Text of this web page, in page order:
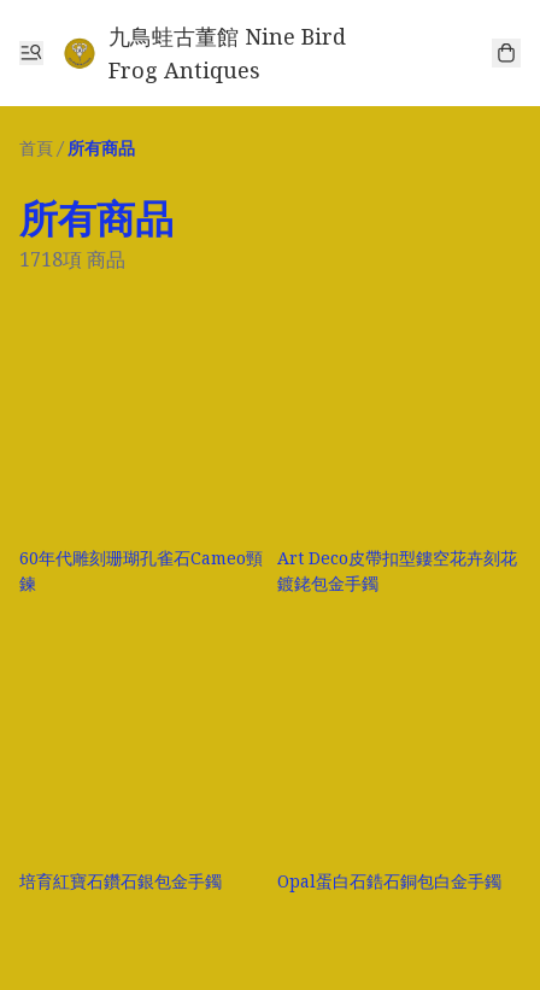
九鳥蛙古董館 Nine Bird
Frog Antiques
首頁 / 所有商品
所有商品
1718項 商品
60年代雕刻珊瑚孔雀石Cameo頸
鍊
Art Deco皮帶扣型鏤空花卉刻花
鍍銠包金手鐲
培育紅寶石鑽石銀包金手鐲 Opal蛋白石鋯石銅包白金手鐲